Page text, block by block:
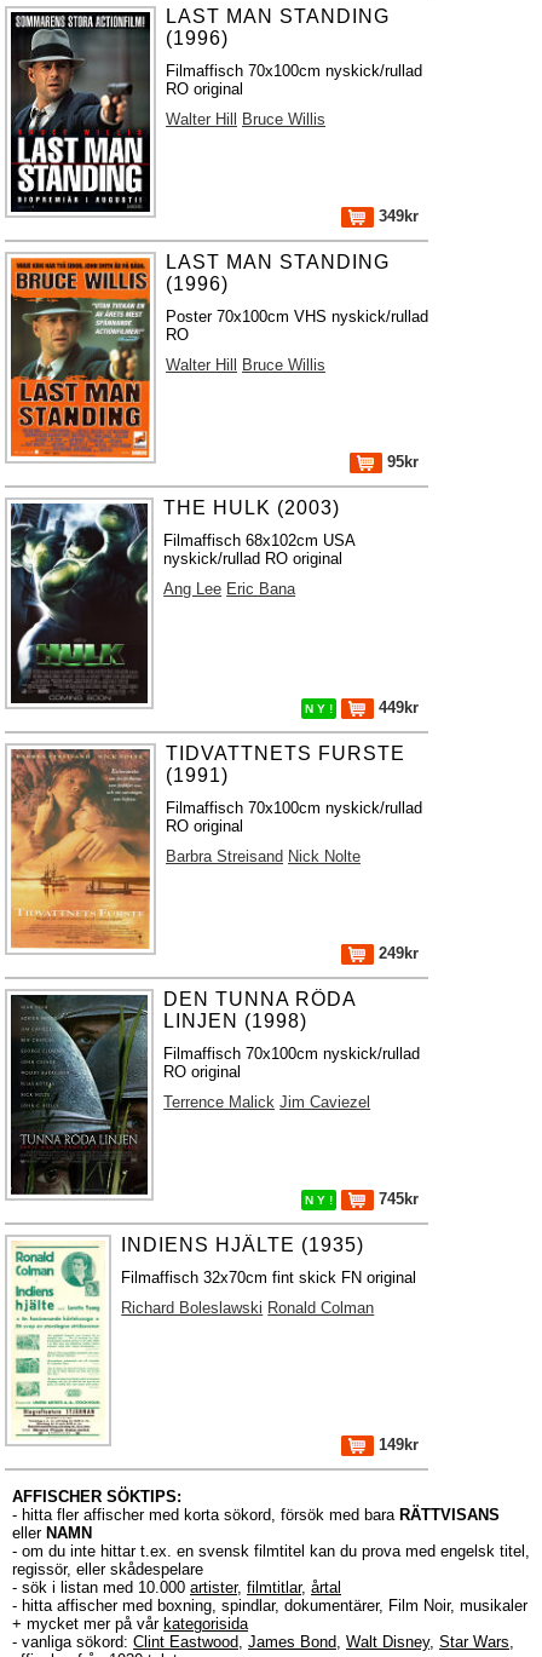
LAST MAN STANDING
(1996)
Filmaffisch 70x100cm nyskick/rullad
RO original
Walter Hill
Bruce Willis
349kr
LAST MAN STANDING
(1996)
Poster 70x100cm VHS nyskick/rullad
RO
Walter Hill
Bruce Willis
95kr
THE HULK (2003)
Filmaffisch 68x102cm USA
nyskick/rullad RO original
Ang Lee Eric Bana
N Y ! 449kr
TIDVATTNETS FURSTE
(1991)
Filmaffisch 70x100cm nyskick/rullad
RO original
Barbra Streisand Nick Nolte
249kr
DEN TUNNA RÖDA
LINJEN (1998)
Filmaffisch 70x100cm nyskick/rullad
RO original
Terrence Malick Jim Caviezel
N Y ! 745kr
INDIENS HJÄLTE (1935)
Filmaffisch 32x70cm fint skick FN original
Richard Boleslawski Ronald Colman
149kr
AFFISCHER SÖKTIPS:
- hitta fler affischer med korta sökord, försök med bara RÄTTVISANS
eller NAMN
- om du inte hittar t.ex. en svensk filmtitel kan du prova med engelsk titel,
regissör, eller skådespelare
- sök i listan med 10.000 artister, filmtitlar, årtal
- hitta affischer med boxning, spindlar, dokumentärer, Film Noir, musikaler
+ mycket mer på vår kategorisida
- vanliga sökord: Clint Eastwood, James Bond, Walt Disney, Star Wars,